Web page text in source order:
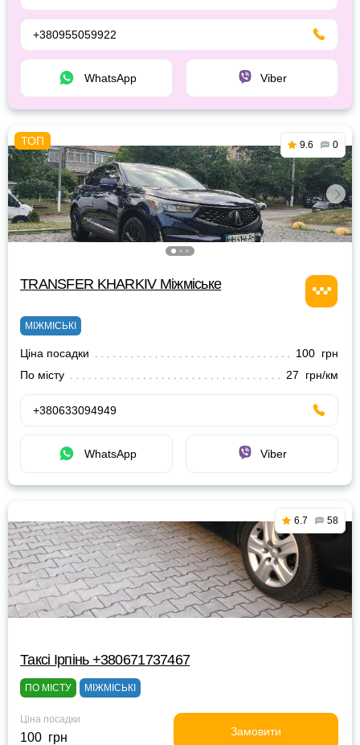
+380955059922
WhatsApp Viber
9.6 0
TRANSFER KHARKIV Міжміське
МІЖМІСЬКІ
Ціна посадки
100 грн
По місту
27 грн/км
+380633094949
WhatsApp Viber
6.7 58
Таксі Ірпінь +380671737467
ПО МІСТУ МІЖМІСЬКІ
Ціна посадки
100 грн Замовити